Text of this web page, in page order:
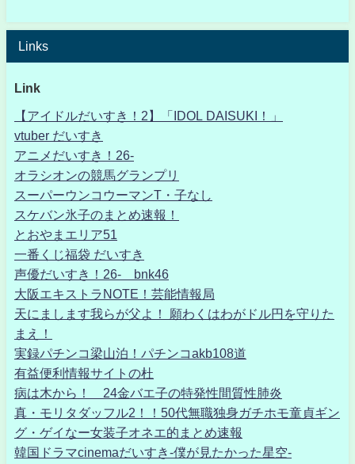
Links
Link
【アイドルだいすき！2】「IDOL DAISUKI！」
vtuber だいすき
アニメだいすき！26-
オラシオンの競馬グランプリ
スーパーウンコウーマンT・子なし
スケバン氷子のまとめ速報！
とおやまエリア51
一番くじ福袋 だいすき
声優だいすき！26- bnk46
大阪エキストラNOTE！芸能情報局
天にまします我らが父よ！ 願わくはわがドル円を守りた
まえ！
実録パチンコ梁山泊！パチンコakb108道
有益便利情報サイトの杜
病は木から！ 24金バエ子の特発性間質性肺炎
真・モリタダッフル2！！50代無職独身ガチホモ童貞ギン
グ・ゲイなー女装子オネエ的まとめ速報
韓国ドラマcinemaだいすき-僕が見たかった星空-